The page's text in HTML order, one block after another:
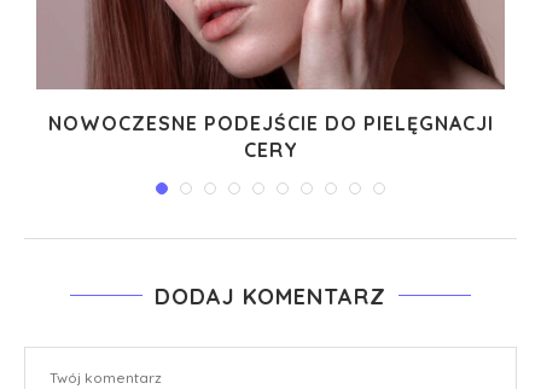
NOWOCZESNE PODEJŚCIE DO PIELĘGNACJI
CERY
DODAJ KOMENTARZ